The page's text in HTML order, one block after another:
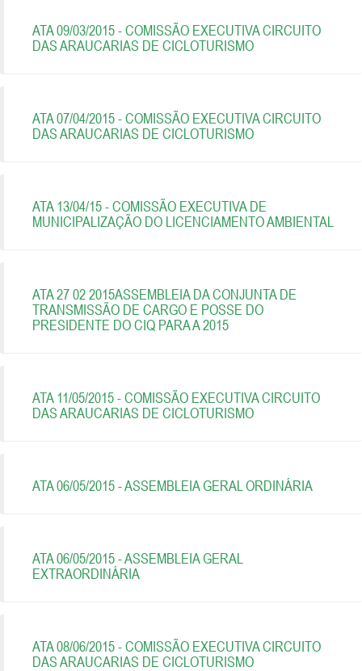
ATA 09/03/2015 - COMISSÃO EXECUTIVA CIRCUITO
DAS ARAUCARIAS DE CICLOTURISMO
ATA 07/04/2015 - COMISSÃO EXECUTIVA CIRCUITO
DAS ARAUCARIAS DE CICLOTURISMO
ATA 13/04/15 - COMISSÃO EXECUTIVA DE
MUNICIPALIZAÇÃO DO LICENCIAMENTO AMBIENTAL
ATA 27 02 2015ASSEMBLEIA DA CONJUNTA DE
TRANSMISSÃO DE CARGO E POSSE DO
PRESIDENTE DO CIQ PARA A 2015
ATA 11/05/2015 - COMISSÃO EXECUTIVA CIRCUITO
DAS ARAUCARIAS DE CICLOTURISMO
ATA 06/05/2015 - ASSEMBLEIA GERAL ORDINÁRIA
ATA 06/05/2015 - ASSEMBLEIA GERAL
EXTRAORDINÁRIA
ATA 08/06/2015 - COMISSÃO EXECUTIVA CIRCUITO
DAS ARAUCARIAS DE CICLOTURISMO